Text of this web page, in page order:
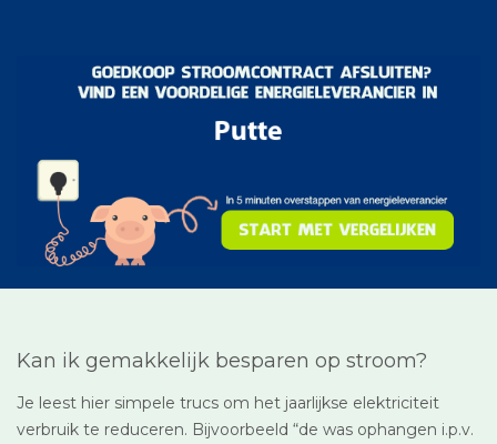
Kan ik gemakkelijk besparen op stroom?
Je leest hier simpele trucs om het jaarlijkse elektriciteit
verbruik te reduceren. Bijvoorbeeld “de was ophangen i.p.v.